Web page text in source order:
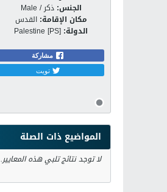
الجنس: ذكر / Male
مكان الإقامة: القدس
الدولة: Palestine [PS]
مشاركة
تويت
المواضيع ذات الصلة
لا توجد نتائج تلبي هذه المعايير.